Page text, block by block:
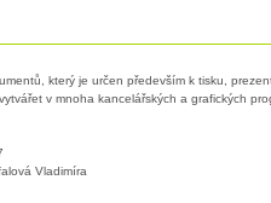
který je určen především k tisku,
v mnoha kancelářských a grafických
Vladimíra